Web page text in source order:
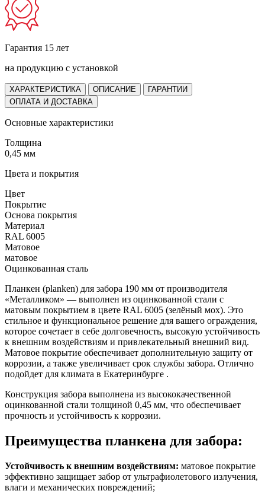
Гарантия 15 лет
на продукцию с установкой
ХАРАКТЕРИСТИКА ОПИСАНИЕ
ГАРАНТИИ
ОПЛАТА И ДОСТАВКА
Основные характеристики
Толщина
0,45 мм
Цвета и покрытия
Цвет
Покрытие
Основа покрытия
Материал
RAL 6005
Матовое
матовое
Оцинкованная сталь
Планкен (planken) для забора 190 мм от производителя
«Металликом» — выполнен из оцинкованной стали с
матовым покрытием в цвете RAL 6005 (зелёный мох). Это
стильное и функциональное решение для вашего ограждения,
которое сочетает в себе долговечность, высокую устойчивость
к внешним воздействиям и привлекательный внешний вид.
Матовое покрытие обеспечивает дополнительную защиту от
коррозии, а также увеличивает срок службы забора. Отлично
подойдет для климата в Екатеринбурге .
Конструкция забора выполнена из высококачественной
оцинкованной стали толщиной 0,45 мм, что обеспечивает
прочность и устойчивость к коррозии.
Преимущества планкена для забора:
Устойчивость к внешним воздействиям: матовое покрытие
эффективно защищает забор от ультрафиолетового излучения,
влаги и механических повреждений;